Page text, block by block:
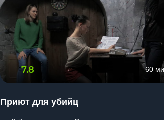
7.8 60
Приют для убийц